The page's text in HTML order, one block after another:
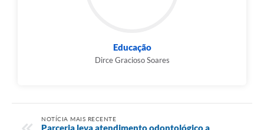
Educação
Dirce Gracioso Soares
NOTÍCIA MAIS RECENTE
Parceria leva atendimento odontológico a